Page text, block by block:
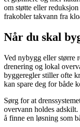
om støtte eller
frakobler takvann fra
Når du skal
Ved nybygg eller større
drenering og lokal
byggeregler stiller ofte
kan spare deg for både
Sørg for at
overvann holdes
å finne en løsning som